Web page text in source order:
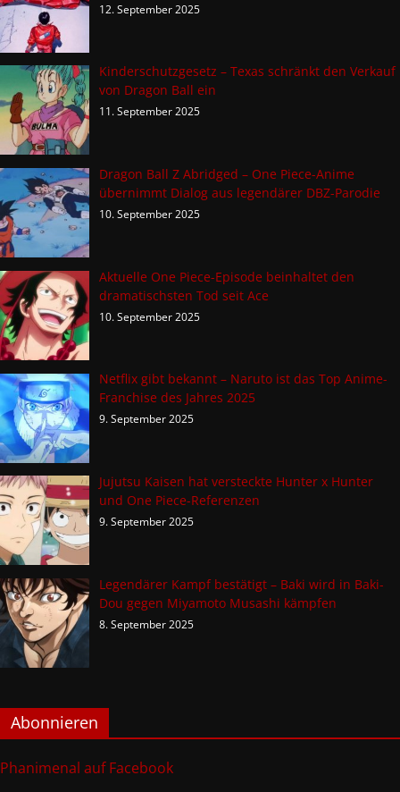
12. September 2025
Kinderschutzgesetz – Texas schränkt den Verkauf
von Dragon Ball ein
11. September 2025
Dragon Ball Z Abridged – One Piece-Anime
übernimmt Dialog aus legendärer DBZ-Parodie
10. September 2025
Aktuelle One Piece-Episode beinhaltet den
dramatischsten Tod seit Ace
10. September 2025
Netflix gibt bekannt – Naruto ist das Top Anime-
Franchise des Jahres 2025
9. September 2025
Jujutsu Kaisen hat versteckte Hunter x Hunter
und One Piece-Referenzen
9. September 2025
Legendärer Kampf bestätigt – Baki wird in Baki-
Dou gegen Miyamoto Musashi kämpfen
8. September 2025
Abonnieren
Phanimenal auf Facebook